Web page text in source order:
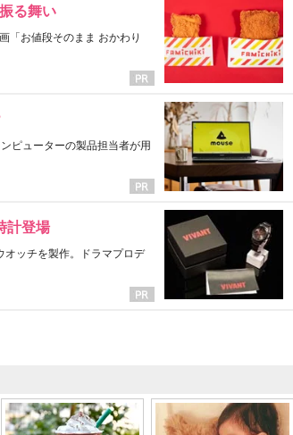
る舞い
「お値段そのまま おかわり
ピューターの製品担当者が用
計登場
オッチを製作。ドラマプロデ